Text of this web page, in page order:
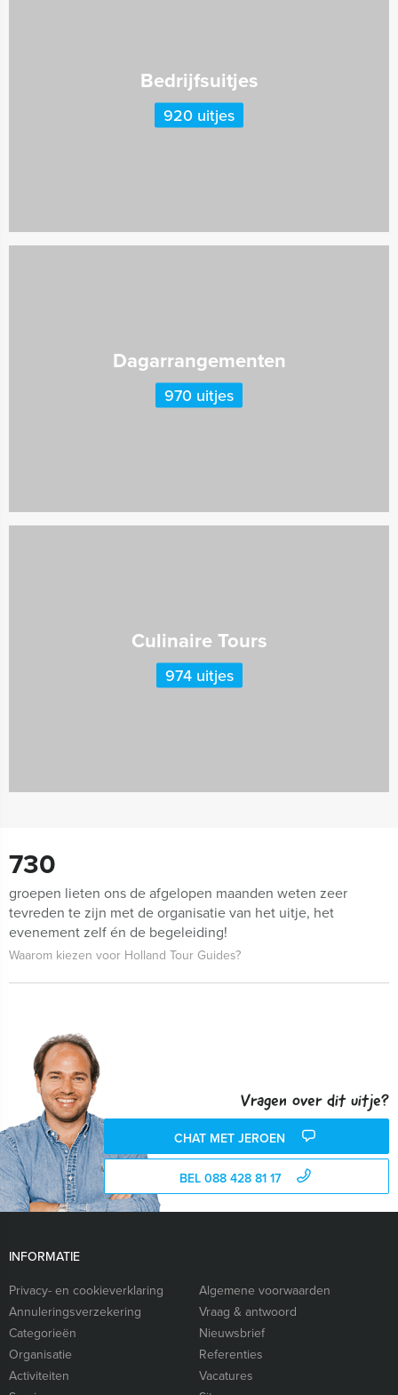
Bedrijfsuitjes
920 uitjes
Dagarrangementen
970 uitjes
Culinaire Tours
974 uitjes
730
groepen lieten ons de afgelopen maanden weten zeer
tevreden te zijn met de organisatie van het uitje, het
evenement zelf én de begeleiding!
Waarom kiezen voor Holland Tour Guides?
Vragen over dit uitje?
CHAT MET JEROEN
BEL 088 428 81 17
INFORMATIE
Privacy- en cookieverklaring
Algemene voorwaarden
Annuleringsverzekering
Vraag & antwoord
Categorieën
Nieuwsbrief
Organisatie
Referenties
Activiteiten
Vacatures